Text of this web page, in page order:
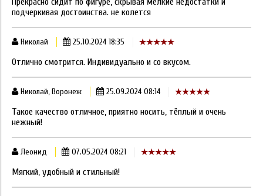
подчеркивая достоинства. не колется
Николай 25.10.2024 18:35
Отлично смотрится. Индивидуально и со вкусом.
Николай, Воронеж 25.09.2024 08:14
Такое качество отличное, приятно носить, тёплый и очень
нежный!
Леонид 07.05.2024 08:21
Мягкий, удобный и стильный!